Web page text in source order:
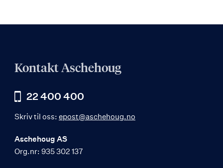
Kontakt Aschehoug
22 400 400
Skriv til oss: epost@aschehoug.no
Aschehoug AS
Org.nr: 935 302 137